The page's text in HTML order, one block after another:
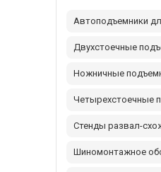
Автоподъемники
Двухстоечные
Ножничные
Четырехстоечные
Стенды развал-
Шиномонтажное